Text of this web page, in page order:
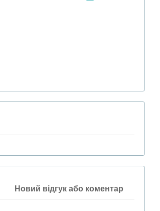
Новий відгук або коментар